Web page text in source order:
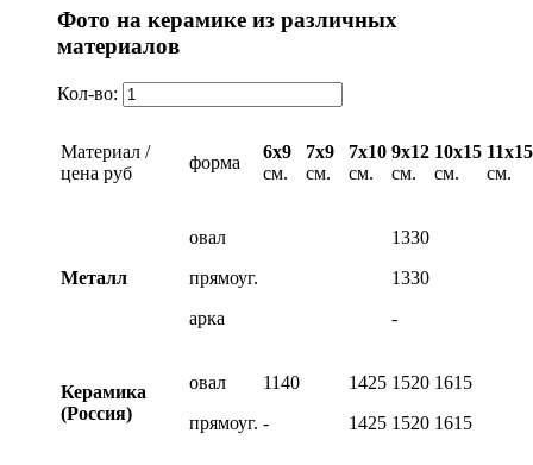
Фото на керамике из различных
материалов
Кол-во:
Материал /
цена руб
форма
6х9
см.
7х9
см.
7х10
см.
9х12
см.
10х15
см.
11х15
см.
Металл
овал
прямоуг.
арка
1330
1330
-
Керамика
(Россия)
овал
прямоуг.
1140
-
1425
1425
1520
1520
1615
1615